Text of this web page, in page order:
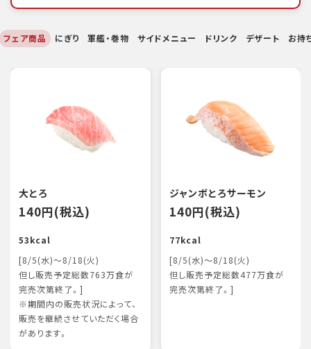
フェア商品 にぎり 軍艦・巻物 サイドメニュー ドリンク デザート お持
大とろ
140円(税込)
53kcal
[8/5(水)～8/18(火)
但し販売予定総数763万食が
完売次第終了。]
※期間内の販売状況によって、
販売を継続させていただく場合
があります。
ジャンボとろサーモン
140円(税込)
77kcal
[8/5(水)～8/18(火)
但し販売予定総数477万食が
完売次第終了。]